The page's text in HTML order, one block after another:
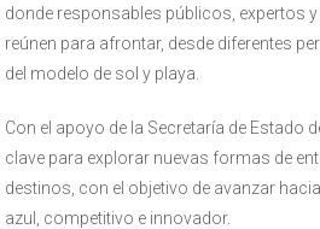
donde responsables públicos, expertos
reúnen para afrontar, desde diferentes
del modelo de sol y playa.
Con el apoyo de la Secretaría de Estado
clave para explorar nuevas formas de
destinos, con el objetivo de avanzar
azul, competitivo e innovador.